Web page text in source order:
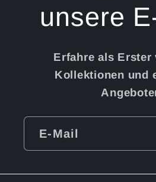
unsere
Erfahre als Erster
Kollektionen und
E-Mail